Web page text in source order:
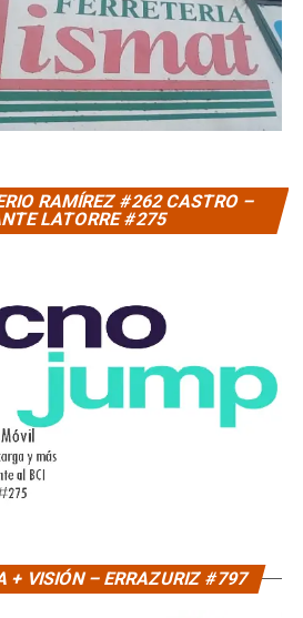
RAMÍREZ #262 CASTRO –
LATORRE #275
+ VISIÓN – ERRAZURIZ #797